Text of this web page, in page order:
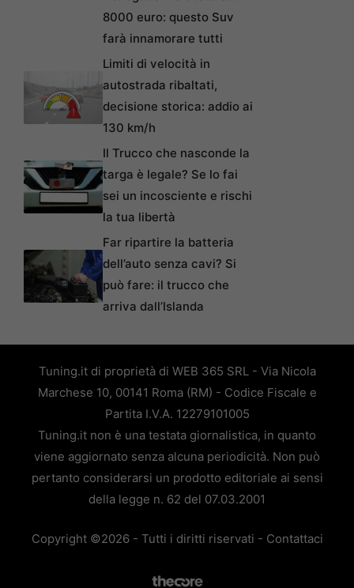
8000 euro: questo Suv
farà innamorare tutti
Limiti di velocità in
autostrada ribaltati,
decisione storica: addio ai
130 km/h
Il Trucco che nasconde la
targa è legale? Se lo fai
sei un incosciente e rischi
la tua libertà
Far ripartire la batteria
dell’auto senza cavi? Si
può fare: il trucco che
arriva dall’Islanda
Tuning.it di proprietà di WEB 365 SRL - Via Nicola
Marchese 10, 00141 Roma (RM) - Codice Fiscale e
Partita I.V.A. 12279101005
Tuning.it non è una testata giornalistica, in quanto
viene aggiornato senza alcuna periodicità. Non può
pertanto considerarsi un prodotto editoriale ai sensi
della legge n. 62 del 07.03.2001
Copyright ©2026 - Tutti i diritti riservati - Contattaci